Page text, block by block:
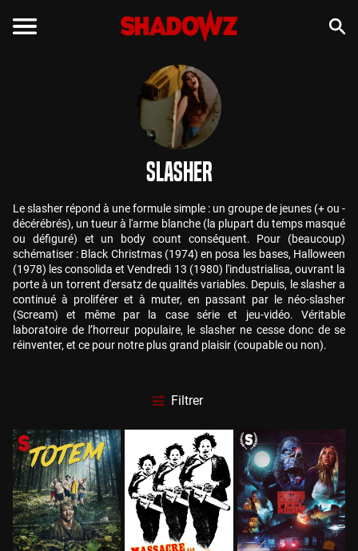
Slasher
Le slasher répond à une formule simple : un groupe de jeunes (+ ou -
décérébrés), un tueur à l'arme blanche (la plupart du temps masqué
ou défiguré) et un body count conséquent. Pour (beaucoup)
schématiser : Black Christmas (1974) en posa les bases, Halloween
(1978) les consolida et Vendredi 13 (1980) l'industrialisa, ouvrant la
porte à un torrent d'ersatz de qualités variables. Depuis, le slasher a
continué à proliférer et à muter, en passant par le néo-slasher
(Scream) et même par la case série et jeu-vidéo. Véritable
laboratoire de l’horreur populaire, le slasher ne cesse donc de se
réinventer, et ce pour notre plus grand plaisir (coupable ou non).
Filtrer